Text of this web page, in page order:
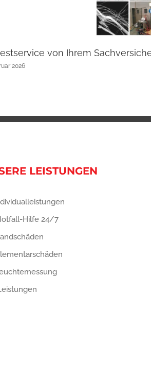
von Ihrem
2026
LEISTUNGEN
Hilfe 24/7